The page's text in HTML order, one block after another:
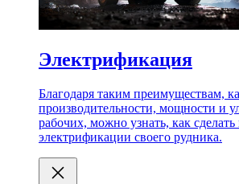
Электрификация
Благодаря таким преимуществам,
производительности, мощности и
рабочих, можно узнать, как
электрификации своего рудника.